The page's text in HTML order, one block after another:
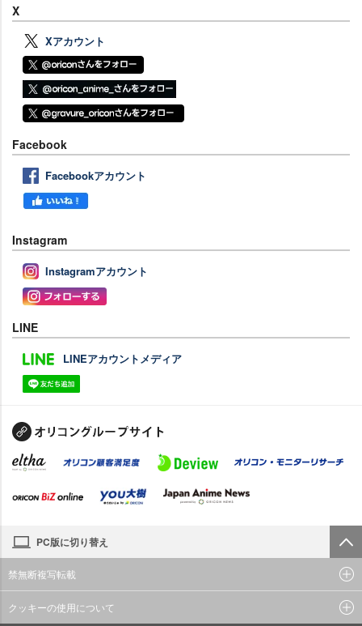
X
Xアカウント
Facebook
Facebookアカウント
Instagram
Instagramアカウント
LINE
LINEアカウントメディア
PC版に切り替え
禁無断複写転載
クッキーの使用について